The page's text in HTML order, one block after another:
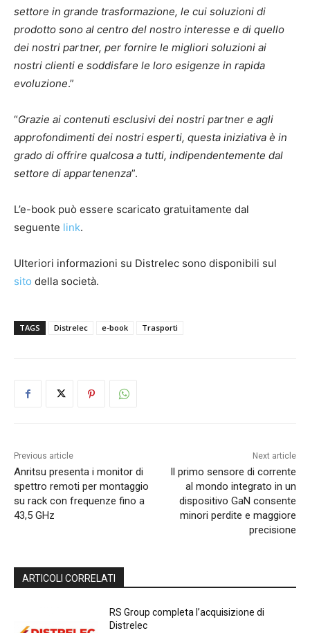
settore in grande trasformazione, le cui soluzioni di
prodotto sono al centro del nostro interesse e di quello
dei nostri partner, per fornire le migliori soluzioni ai
nostri clienti e soddisfare le loro esigenze in rapida
evoluzione.”
“Grazie ai contenuti esclusivi dei nostri partner e agli
approfondimenti dei nostri esperti, questa iniziativa è in
grado di offrire qualcosa a tutti, indipendentemente dal
settore di appartenenza”.
L’e-book può essere scaricato gratuitamente dal
seguente link.
Ulteriori informazioni su Distrelec sono disponibili sul
sito della società.
TAGS Distrelec e-book Trasporti
Previous article
Anritsu presenta i monitor di
spettro remoti per montaggio
su rack con frequenze fino a
43,5 GHz
Next article
Il primo sensore di corrente
al mondo integrato in un
dispositivo GaN consente
minori perdite e maggiore
precisione
ARTICOLI CORRELATI
RS Group completa l’acquisizione di
Distrelec